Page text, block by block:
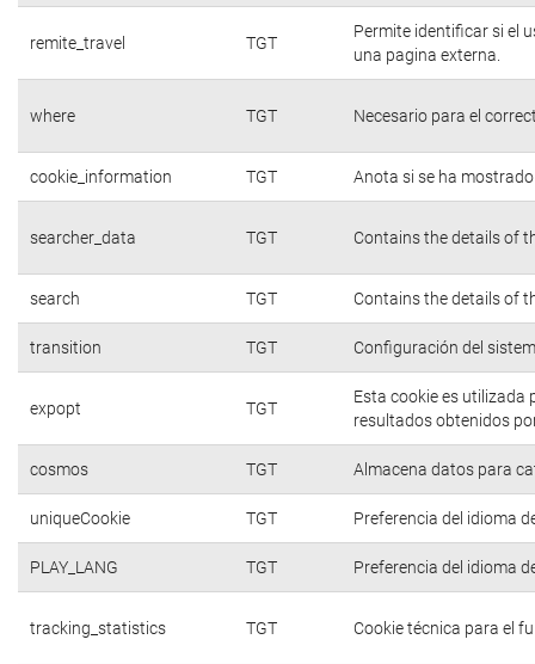
remite_travel TGT
Permite identificar si el
una pagina externa.
where TGT Necesario para el
cookie_information TGT Anota si se ha
searcher_data TGT Contains the details of
search TGT Contains the details of
transition TGT Configuración del
expopt TGT
Esta cookie es utilizada
resultados obtenidos
cosmos TGT Almacena datos para
uniqueCookie TGT Preferencia del idioma
PLAY_LANG TGT Preferencia del idioma
tracking_statistics TGT Cookie técnica para el